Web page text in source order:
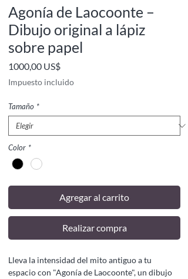
Agonía de Laocoonte –
Dibujo original a lápiz
sobre papel
1000,00 US$Precio
Impuesto incluido
Tamaño *
Color *
Agregar al carrito
Realizar compra
Lleva la intensidad del mito antiguo a tu
espacio con "Agonía de Laocoonte", un dibujo